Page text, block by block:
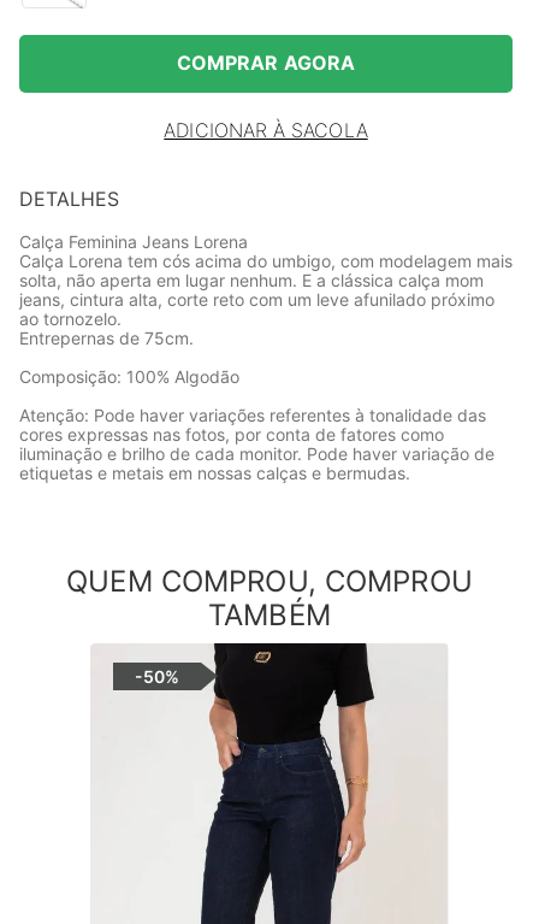
COMPRAR AGORA
ADICIONAR À SACOLA
DETALHES
Calça Feminina Jeans Lorena
Calça Lorena tem cós acima do umbigo, com modelagem mais
solta, não aperta em lugar nenhum. E a clássica calça mom
jeans, cintura alta, corte reto com um leve afunilado próximo
ao tornozelo.
Entrepernas de 75cm.
Composição: 100% Algodão
Atenção: Pode haver variações referentes à tonalidade das
cores expressas nas fotos, por conta de fatores como
iluminação e brilho de cada monitor. Pode haver variação de
etiquetas e metais em nossas calças e bermudas.
QUEM COMPROU, COMPROU
TAMBÉM
-50%